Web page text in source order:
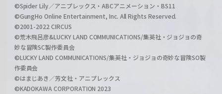
©Spider Lily／アニプレックス・ABCアニメーション・BS11
©GungHo Online Entertainment, Inc. All Rights Reserved.
©2001-2022 CIRCUS
©荒木飛呂彦&LUCKY LAND COMMUNICATIONS/集英社・ジョジョの奇
妙な冒険SC製作委員会
©LUCKY LAND COMMUNICATIONS/集英社・ジョジョの奇妙な冒険SO製
作委員会
©はまじあき／芳文社・アニプレックス
©KADOKAWA CORPORATION 2023